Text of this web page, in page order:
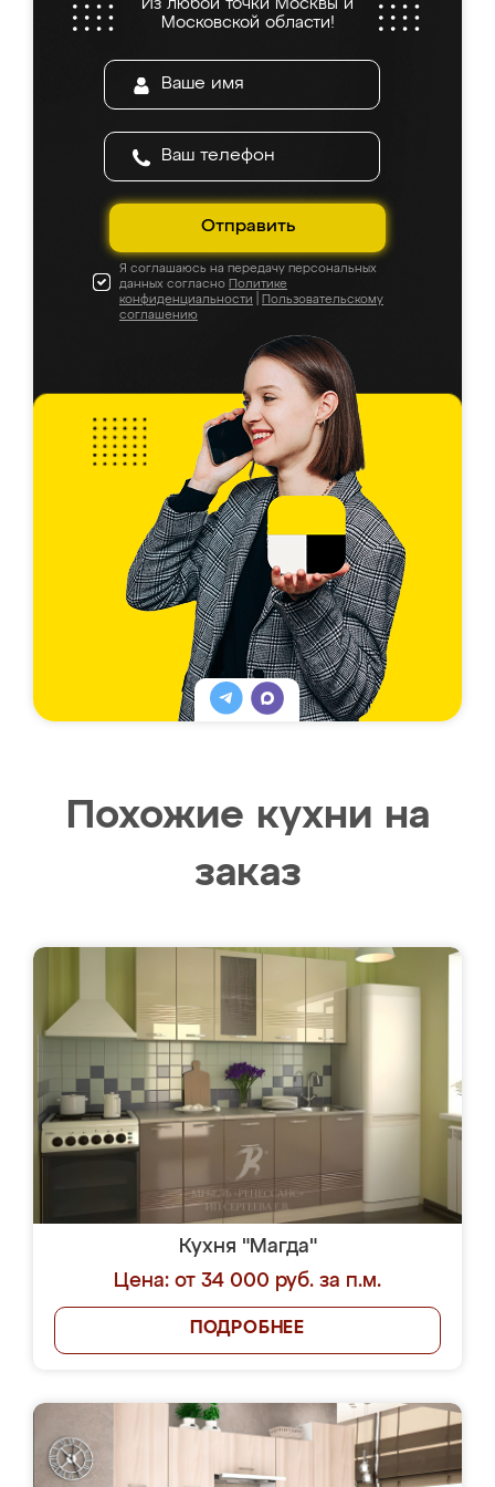
Из любой точки Москвы и
Московской области!
Отправить
Я соглашаюсь на передачу персональных
данных согласно Политике
конфиденциальности
Пользовательскому
соглашению
Похожие кухни на
заказ
Кухня "Магда"
Цена: от 34 000 руб. за п.м.
ПОДРОБНЕЕ